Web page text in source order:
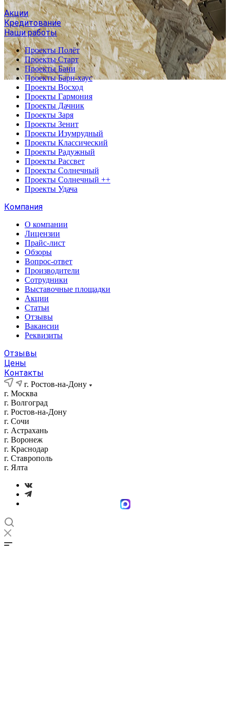
Акции
Кредитование
Наши работы
Проекты Полёт
Проекты Старт
Проекты Бани
Проекты Барн-хаус
Проекты Восход
Проекты Гармония
Проекты Дачник
Проекты Заря
Проекты Зенит
Проекты Изумрудный
Проекты Классический
Проекты Радужный
Проекты Рассвет
Проекты Солнечный
Проекты Солнечный ++
Проекты Удача
Компания
О компании
Лицензии
Прайс-лист
Обзоры
Вопрос-ответ
Производители
Сотрудники
Выставочные площадки
Акции
Статьи
Отзывы
Вакансии
Реквизиты
Отзывы
Цены
Контакты
г. Ростов-на-Дону
г. Москва
г. Волгоград
г. Ростов-на-Дону
г. Сочи
г. Астрахань
г. Воронеж
г. Краснодар
г. Ставрополь
г. Ялта